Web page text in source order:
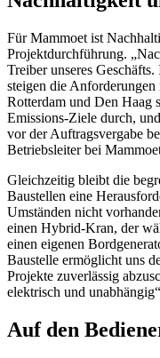
Für Mammoet ist
Projektdurchführung.
Treiber unseres
steigen die
Rotterdam und Den Haag
Emissions-Ziele durch,
vor der Auftragsvergabe
Betriebsleiter bei
Gleichzeitig bleibt die
Baustellen eine
Umständen nicht
einen Hybrid-Kran, der
einen eigenen
Baustelle ermöglicht uns
Projekte zuverlässig
elektrisch und
Auf den